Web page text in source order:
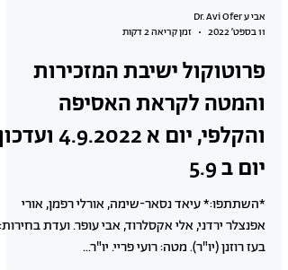
אבי ע Dr. Avi Ofer
11 בספט׳ 2022
זמן קריאה 2 דקות
פרוטוקול ישיבת המזכירות
והמטה לקראת האסיפה
והקלפי, יום א 4.9.2022
יום ב 5.9
*השתתפו:* עיאד נסאר-שימה, אורלי רפמן, אורי
אפנצלר ירדני, אלי אקסלרוד, אבי עופר. ועדת בחירות:
בעז רוזנן (יו"ר). מטה: רועי פריי. יו"ר...